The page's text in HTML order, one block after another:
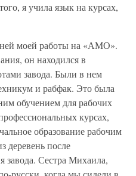
я учила язык на курсах,
моей работы на «АМО».
он находился в
завода. Были в нем
и рабфак. Это была
обучением для рабочих
курсах,
образование рабочим
деревень после
завода. Сестра Михаила,